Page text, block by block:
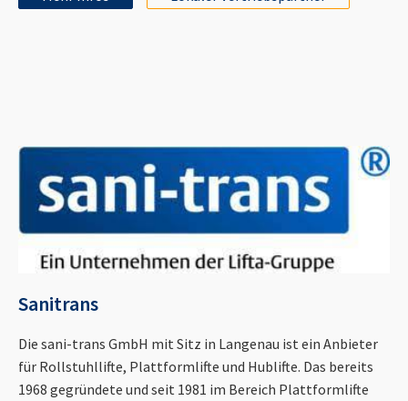
Sanitrans
Die sani-trans GmbH mit Sitz in Langenau ist ein Anbieter
für Rollstuhllifte, Plattformlifte und Hublifte. Das bereits
1968 gegründete und seit 1981 im Bereich Plattformlifte